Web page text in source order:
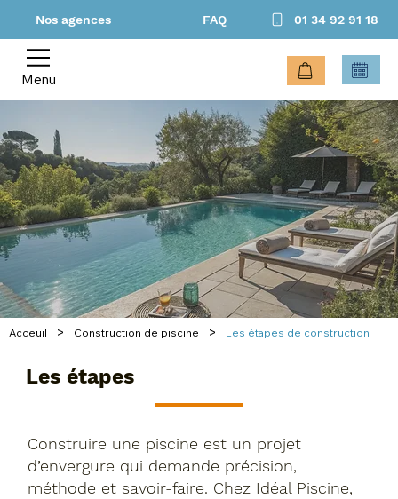
Nos agences FAQ 01 34 92 91 18
Menu
Acceuil > Construction de piscine > Les étapes de construction
Les étapes
Construire une piscine est un projet
d’envergure qui demande précision,
méthode et savoir-faire. Chez Idéal Piscine,